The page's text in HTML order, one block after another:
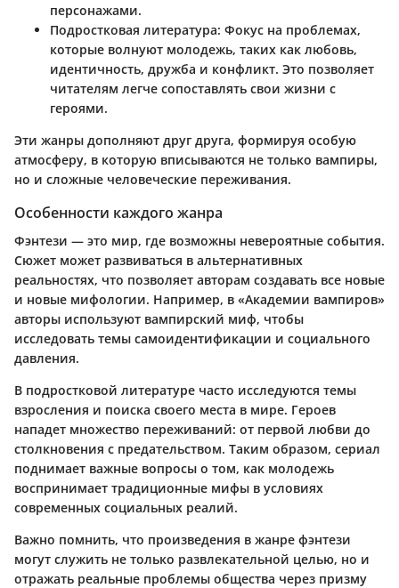
персонажами.
Подростковая литература: Фокус на проблемах,
которые волнуют молодежь, таких как любовь,
идентичность, дружба и конфликт. Это позволяет
читателям легче сопоставлять свои жизни с
героями.
Эти жанры дополняют друг друга, формируя особую
атмосферу, в которую вписываются не только вампиры,
но и сложные человеческие переживания.
Особенности каждого жанра
Фэнтези — это мир, где возможны невероятные события.
Сюжет может развиваться в альтернативных
реальностях, что позволяет авторам создавать все новые
и новые мифологии. Например, в «Академии вампиров»
авторы используют вампирский миф, чтобы
исследовать темы самоидентификации и социального
давления.
В подростковой литературе часто исследуются темы
взросления и поиска своего места в мире. Героев
нападет множество переживаний: от первой любви до
столкновения с предательством. Таким образом, сериал
поднимает важные вопросы о том, как молодежь
воспринимает традиционные мифы в условиях
современных социальных реалий.
Важно помнить, что произведения в жанре фэнтези
могут служить не только развлекательной целью, но и
отражать реальные проблемы общества через призму